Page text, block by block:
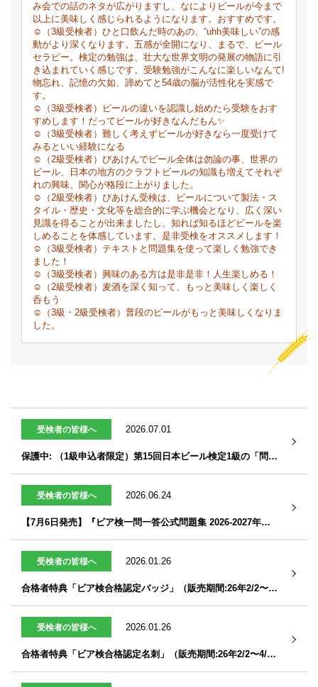
み会での話のネタが広がりますし、なによりビールが今まで
以上に美味しく感じられるようになります。おすすめです。
☺（3級受検者）ひと口飲んだ時のあの、“uhh美味しい”の感
動がより深くなります。五感が全開になり、まるで、ビール
セラピー。検定の勉強は、壮大な世界文明の発展の物語に引
き込まれていく感じです。受験勉強がこんなに楽しいなんて!
物忘れ、記憶の欠如、諦めてと54歳の脳が活性化を実感で
す。
☺（3級受検者）ビールの違いを認識し始めたら受験をおす
すめします！だってビールが好きなんだもん✨
☺（3級受検者）難しく考えずビールが好きなら一度受けて
みるといい経験になる
☺（2級受検者）びあけんでビール全体は勿論の事、世界の
ビール、日本の地方のクラフトビールの知識も増えてそれぞ
れの興味、関心が格段に上がりました。
☺（2級受検者）びあけん受検は、ビールについて製法・ス
タイル・歴史・文化等を総合的に学ぶ機会となり、広く深い
見識を得ることが出来ましたし、知れば知るほどビールを楽
しめることを体感しています。是非受検をオススメします！
☺（3級受検者）テキストと問題集を使って楽しく勉強でき
ました！
☺（3級受検者）興味のある方は是非是非！人生楽しめる！
☺（2級受検者）麦酒を深く知って、もっと美味しく楽しく
呑もう
☺（3級・2級受検者）普段のビールがもっと美味しくなりま
した。
受検者の皆様へ 2026.07.01
保護中: （1級申込者限定）第15回日本ビール検定1級の「問題と解答」
受検者の皆様へ 2026.06.24
【7月6日発売】『ビア検一問一答公式問題集 2026-2027年版 デジタルブック』
受検者の皆様へ 2026.01.26
合格者特典「ビア検合格認定バッジ」（販売期間:26年2/2〜4/20）
受検者の皆様へ 2026.01.26
合格者特典「ビア検合格認定名刺」（販売期間:26年2/2〜4/20）